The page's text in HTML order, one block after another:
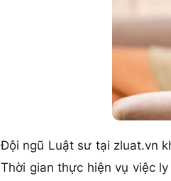
Đội ngũ Luật sư tại zluat.vn
Thời gian thực hiện vụ việc